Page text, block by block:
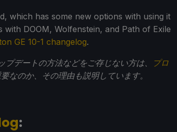
which has some new options with using it
DOOM, Wolfenstein, and Path of Exile
GE 10-1 changelog.
デートの方法などをご存じない方は、
プロ
なのか、その理由も説明しています。
: